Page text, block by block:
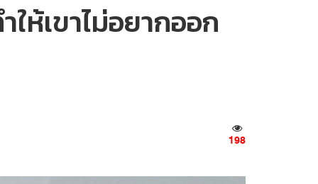
ห้เขาไม่อยากออก
198